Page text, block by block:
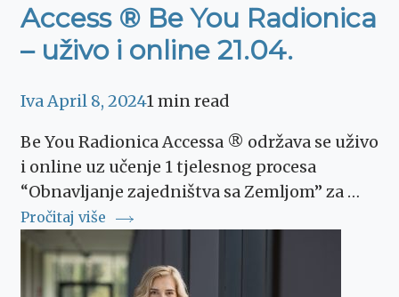
Access ® Be You Radionica
– uživo i online 21.04.
IvaApril 8, 20241 min read
Be You Radionica Accessa ® održava se uživo
i online uz učenje 1 tjelesnog procesa
“Obnavljanje zajedništva sa Zemljom” za …
Pročitaj više